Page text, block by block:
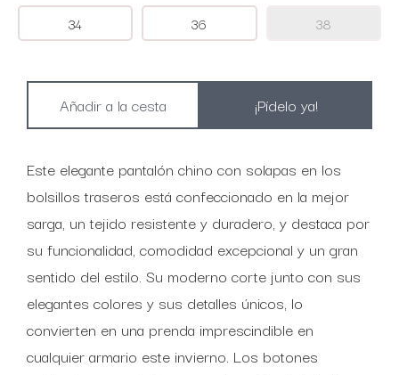
34 36 38
¡Pídelo ya!
Este elegante pantalón chino con solapas en los
bolsillos traseros está confeccionado en la mejor
sarga, un tejido resistente y duradero, y destaca por
su funcionalidad, comodidad excepcional y un gran
sentido del estilo. Su moderno corte junto con sus
elegantes colores y sus detalles únicos, lo
convierten en una prenda imprescindible en
cualquier armario este invierno. Los botones